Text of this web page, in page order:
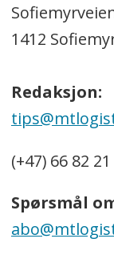
1412
Redaksjon:
(+47) 66 82 21
Spørsmål